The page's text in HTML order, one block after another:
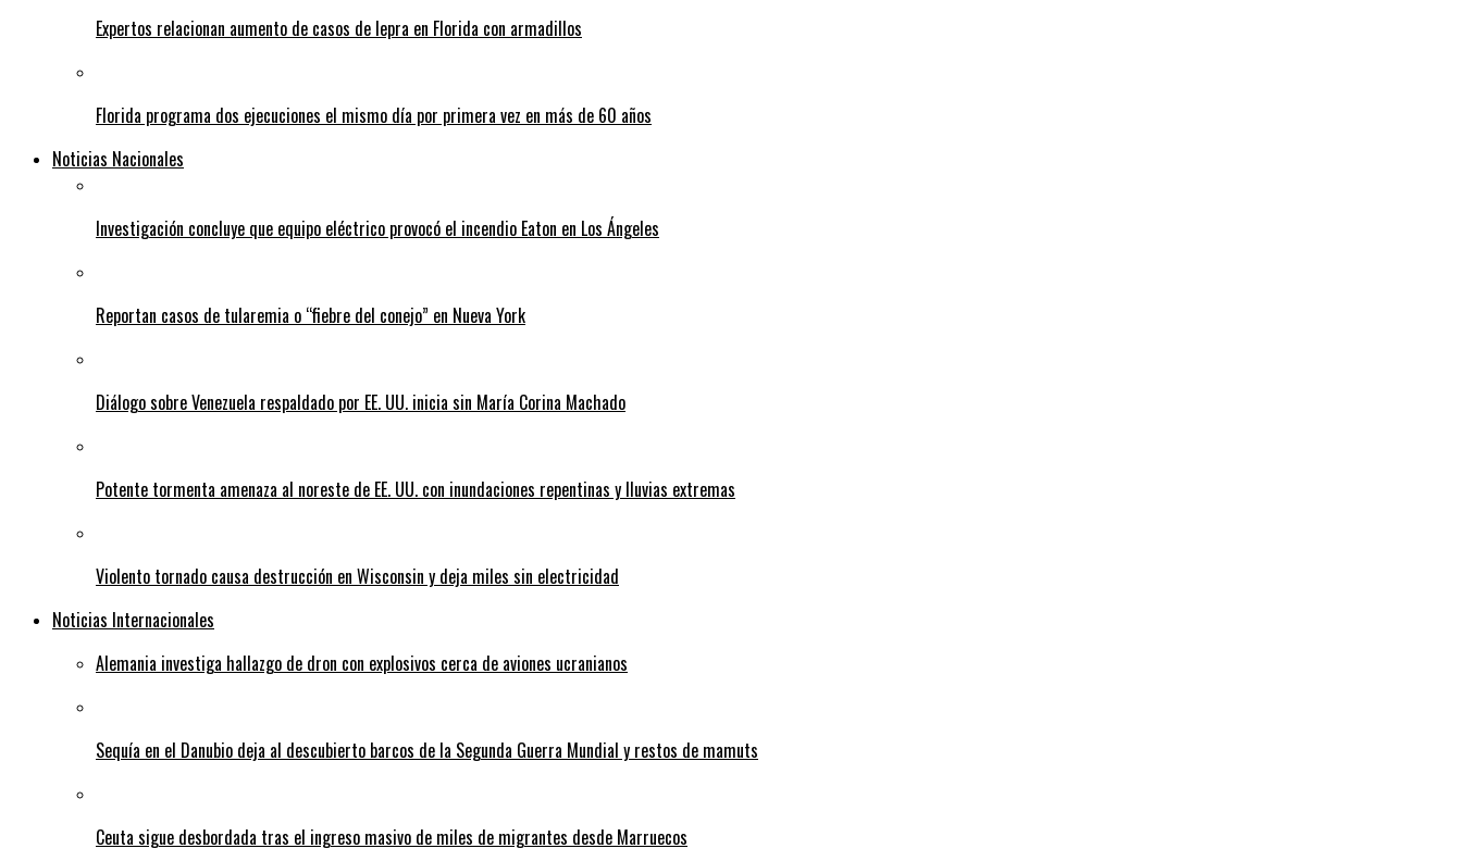
Expertos relacionan aumento de casos de lepra en Florida con armadillos
Florida programa dos ejecuciones el mismo día por primera vez en más de 60 años
Noticias Nacionales
Investigación concluye que equipo eléctrico provocó el incendio Eaton en Los Ángeles
Reportan casos de tularemia o “fiebre del conejo” en Nueva York
Diálogo sobre Venezuela respaldado por EE. UU. inicia sin María Corina Machado
Potente tormenta amenaza al noreste de EE. UU. con inundaciones repentinas y lluvias extremas
Violento tornado causa destrucción en Wisconsin y deja miles sin electricidad
Noticias Internacionales
Alemania investiga hallazgo de dron con explosivos cerca de aviones ucranianos
Sequía en el Danubio deja al descubierto barcos de la Segunda Guerra Mundial y restos de mamuts
Ceuta sigue desbordada tras el ingreso masivo de miles de migrantes desde Marruecos